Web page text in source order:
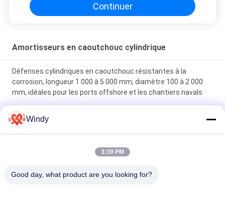
Continuer
Amortisseurs en caoutchouc cylindrique
Défenses cylindriques en caoutchouc résistantes à la
corrosion, longueur 1 000 à 5 000 mm, diamètre 100 à 2 000
mm, idéales pour les ports offshore et les chantiers navals
Résistance à la traction 10-30 MPa Fender en caoutchouc
cylindrique avec une absorption d'énergie élevée garantissant
la protection contre les accostages et les chocs des navires
adaptées aux barges et aux cargos remorqueurs
Windy
3:39 PM
Good day, what product are you looking for?